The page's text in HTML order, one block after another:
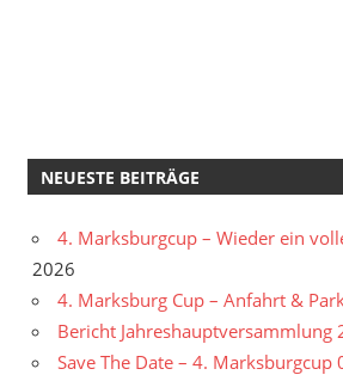
NEUESTE BEITRÄGE
4. Marksburgcup – Wieder ein
2026
4. Marksburg Cup – Anfahrt &
Bericht Jahreshauptversammlung
Save The Date – 4. Marksburgcup